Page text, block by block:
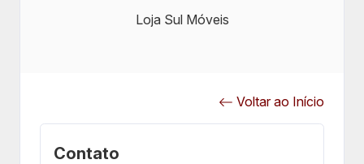
Loja Sul Móveis
Voltar ao Início
Contato